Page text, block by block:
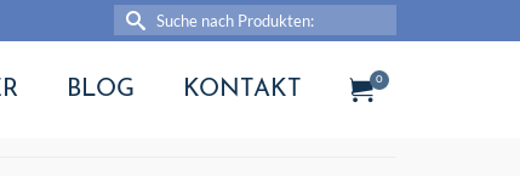
Suche
nach:
BLOG KONTAKT 0